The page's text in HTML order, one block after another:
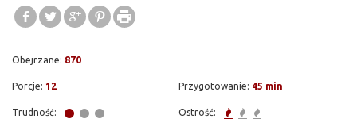
Obejrzane: 870
Porcje: 12 Przygotowanie: 45 min
Trudność: Ostrość: